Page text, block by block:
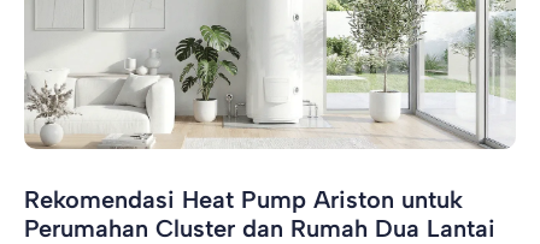
Rekomendasi Heat Pump Ariston untuk
Perumahan Cluster dan Rumah Dua Lantai